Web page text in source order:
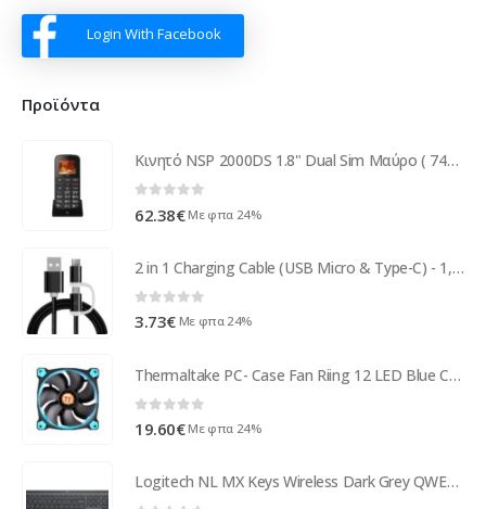
Login With Facebook
Προϊόντα
Κινητό NSP 2000DS 1.8" Dual Sim Μαύρο ( 74380 )
62.38€ Με φπα 24%
2 in 1 Charging Cable (USB Micro & Type-C) - 1,0 Meter (Black-Nylon)
0 out of 5
3.73€ Με φπα 24%
Thermaltake PC- Case Fan Riing 12 LED Blue CL-F038-PL12BU-A
0 out of 5
19.60€ Με φπα 24%
Logitech NL MX Keys Wireless Dark Grey QWERTY 920-009415